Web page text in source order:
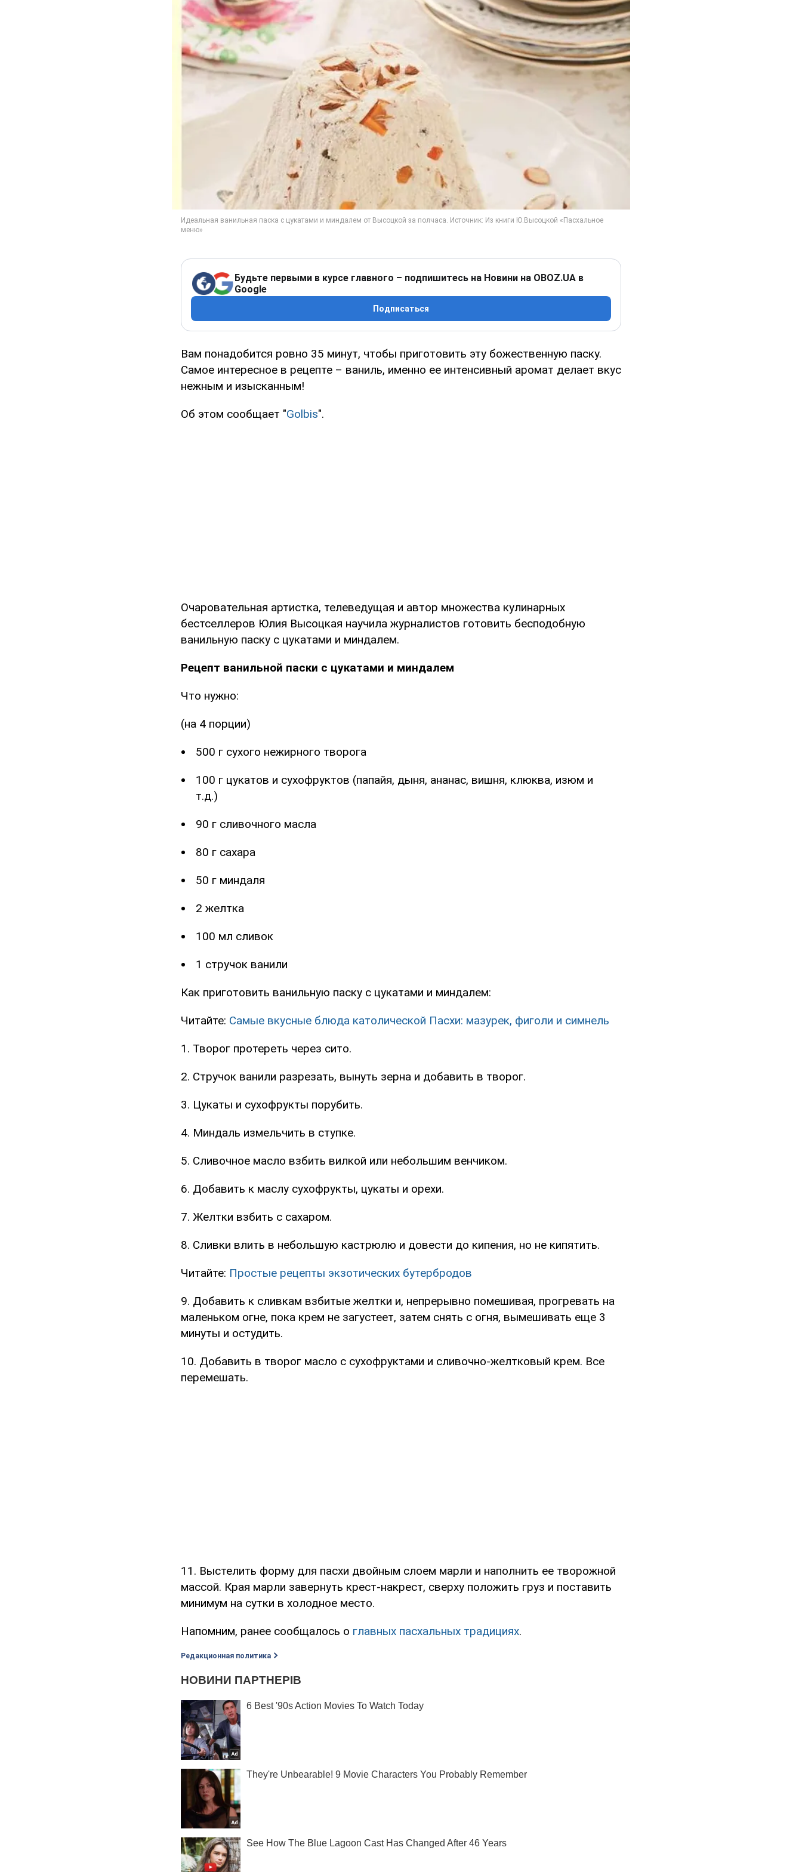
Будьте первыми в курсе главного – подпишитесь на Новини на OBOZ.UA в
Google
Подписаться
Вам понадобится ровно 35 минут, чтобы приготовить эту божественную паску.
Самое интересное в рецепте – ваниль, именно ее интенсивный аромат делает вкус
нежным и изысканным!
Об этом сообщает "Golbis".
Очаровательная артистка, телеведущая и автор множества кулинарных
бестселлеров Юлия Высоцкая научила журналистов готовить бесподобную
ванильную паску с цукатами и миндалем.
Рецепт ванильной паски с цукатами и миндалем
Что нужно:
(на 4 порции)
500 г сухого нежирного творога
100 г цукатов и сухофруктов (папайя, дыня, ананас, вишня, клюква, изюм и
т.д.)
90 г сливочного масла
80 г сахара
50 г миндаля
2 желтка
100 мл сливок
1 стручок ванили
Как приготовить ванильную паску с цукатами и миндалем:
Читайте: Самые вкусные блюда католической Пасхи: мазурек, фиголи и симнель
1. Творог протереть через сито.
2. Стручок ванили разрезать, вынуть зерна и добавить в творог.
3. Цукаты и сухофрукты порубить.
4. Миндаль измельчить в ступке.
5. Сливочное масло взбить вилкой или небольшим венчиком.
6. Добавить к маслу сухофрукты, цукаты и орехи.
7. Желтки взбить с сахаром.
8. Сливки влить в небольшую кастрюлю и довести до кипения, но не кипятить.
Читайте: Простые рецепты экзотических бутербродов
9. Добавить к сливкам взбитые желтки и, непрерывно помешивая, прогревать на
маленьком огне, пока крем не загустеет, затем снять с огня, вымешивать еще 3
минуты и остудить.
10. Добавить в творог масло с сухофруктами и сливочно-желтковый крем. Все
перемешать.
11. Выстелить форму для пасхи двойным слоем марли и наполнить ее творожной
массой. Края марли завернуть крест-накрест, сверху положить груз и поставить
минимум на сутки в холодное место.
Напомним, ранее сообщалось о главных пасхальных традициях.
Редакционная политика